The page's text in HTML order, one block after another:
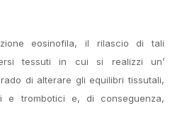
eosinofila, il rilascio di tali
tessuti in cui si realizzi un’
di alterare gli equilibri tissutali,
e trombotici e, di conseguenza,